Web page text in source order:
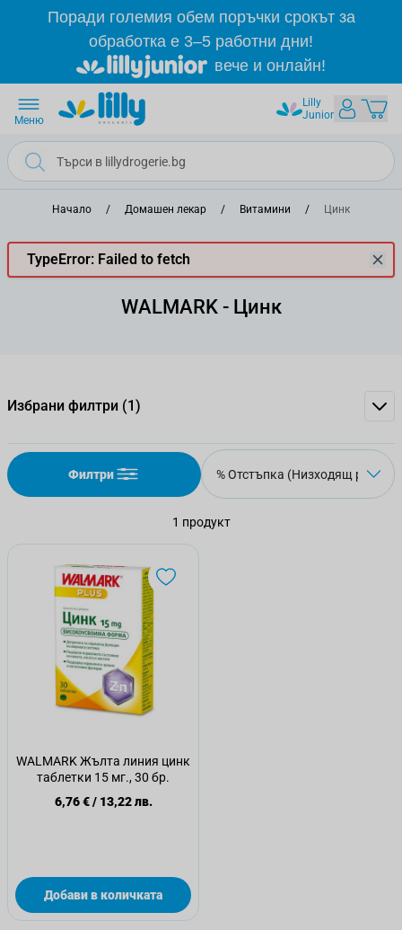
Прескачане към съдържанието
Поради големия обем поръчки срокът за
обработка е 3–5 работни дни!
вече и онлайн!
Lilly
Junior
Меню
Начало / Домашен лекар / Витамини / Цинк
TypeError: Failed to fetch
WALMARK - Цинк
Избрани филтри (1)
Филтри
1 продукт
WALMARK Жълта линия цинк
таблетки 15 мг., 30 бр.
6,76 €/ 13,22 лв.
Добави в количката